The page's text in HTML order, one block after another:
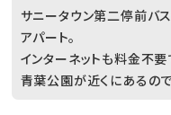
サニータウン第二停前バ
アパート。
インターネットも料金不要
青葉公園が近くにあるの